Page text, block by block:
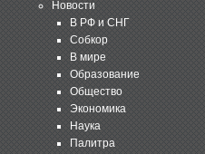
Новости
В РФ и СНГ
Собкор
В мире
Образование
Общество
Экономика
Наука
Палитра